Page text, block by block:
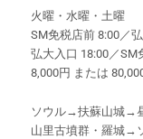
火曜・水曜・土曜
SM免税店前 8:00／
弘大入口 18:00／SM
8,000円 または
ソウル→扶蘇山城→
山里古墳群・羅城→